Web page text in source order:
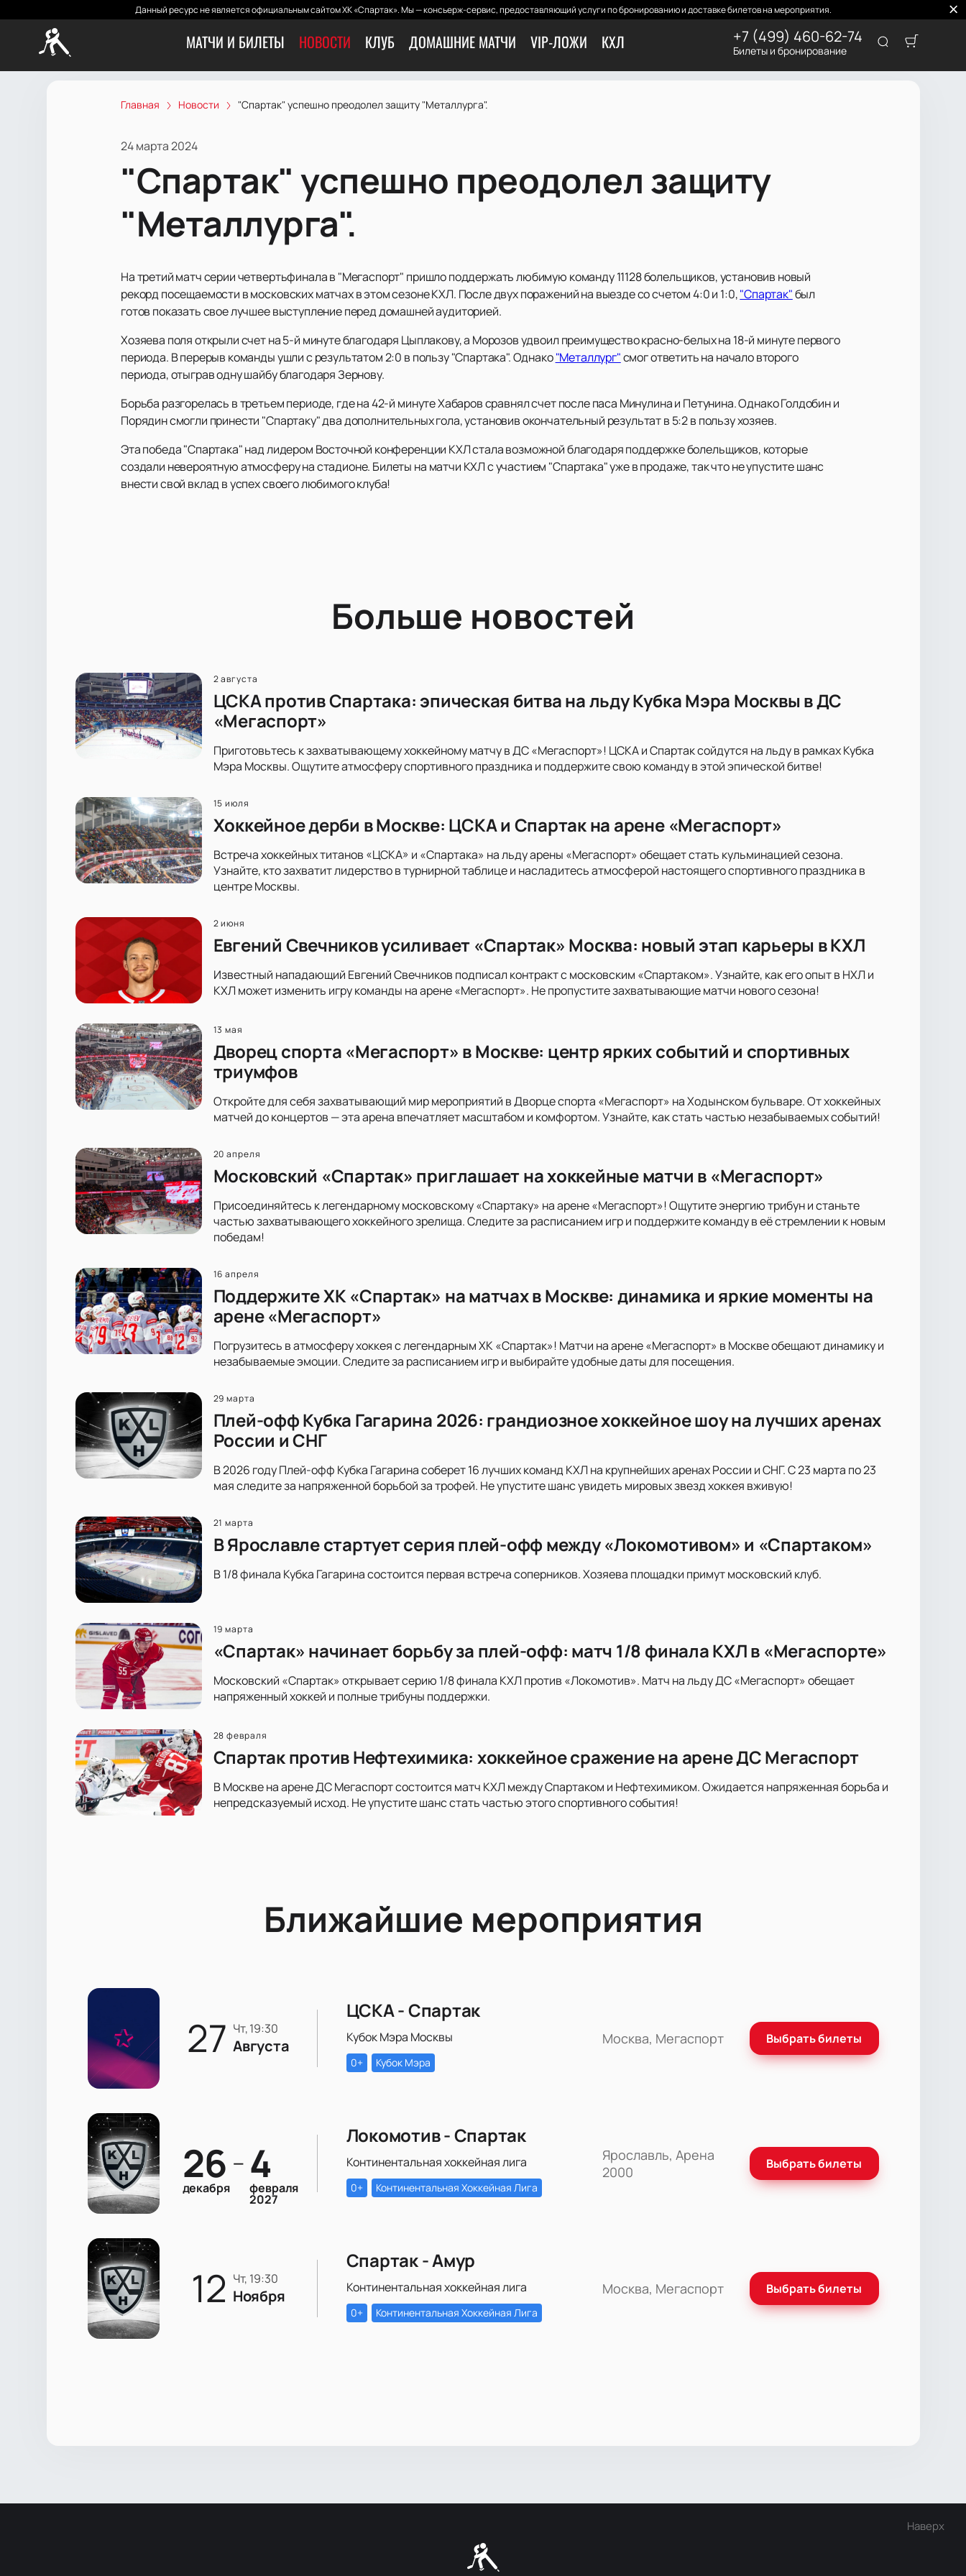
Данный ресурс не является официальным сайтом ХК «Спартак». Мы — консьерж-сервис, предоставляющий услуги по бронированию и доставке билетов на мероприятия.
МАТЧИ И БИЛЕТЫ НОВОСТИ КЛУБ ДОМАШНИЕ МАТЧИ VIP-ЛОЖИ КХЛ +7 (499) 460-62-74
Билеты и бронирование
Главная Новости "Спартак" успешно преодолел защиту "Металлурга".
24 марта 2024
"Спартак" успешно преодолел защиту
"Металлурга".
На третий матч серии четвертьфинала в "Мегаспорт" пришло поддержать любимую команду 11128 болельщиков, установив новый
рекорд посещаемости в московских матчах в этом сезоне КХЛ. После двух поражений на выезде со счетом 4:0 и 1:0,"Спартак"был
готов показать свое лучшее выступление перед домашней аудиторией.
Хозяева поля открыли счет на 5-й минуте благодаря Цыплакову, а Морозов удвоил преимущество красно-белых на 18-й минуте первого
периода. В перерыв команды ушли с результатом 2:0 в пользу "Спартака". Однако"Металлург"смог ответить на начало второго
периода, отыграв одну шайбу благодаря Зернову.
Борьба разгорелась в третьем периоде, где на 42-й минуте Хабаров сравнял счет после паса Минулина и Петунина. Однако Голдобин и
Порядин смогли принести "Спартаку" два дополнительных гола, установив окончательный результат в 5:2 в пользу хозяев.
Эта победа "Спартака" над лидером Восточной конференции КХЛ стала возможной благодаря поддержке болельщиков, которые
создали невероятную атмосферу на стадионе. Билеты на матчи КХЛ с участием "Спартака" уже в продаже, так что не упустите шанс
внести свой вклад в успех своего любимого клуба!
Больше новостей
2 августа
ЦСКА против Спартака: эпическая битва на льду Кубка Мэра Москвы в ДС
«Мегаспорт»
Приготовьтесь к захватывающему хоккейному матчу в ДС «Мегаспорт»! ЦСКА и Спартак сойдутся на льду в рамках Кубка
Мэра Москвы. Ощутите атмосферу спортивного праздника и поддержите свою команду в этой эпической битве!
15 июля
Хоккейное дерби в Москве: ЦСКА и Спартак на арене «Мегаспорт»
Встреча хоккейных титанов «ЦСКА» и «Спартака» на льду арены «Мегаспорт» обещает стать кульминацией сезона.
Узнайте, кто захватит лидерство в турнирной таблице и насладитесь атмосферой настоящего спортивного праздника в
центре Москвы.
2 июня
Евгений Свечников усиливает «Спартак» Москва: новый этап карьеры в КХЛ
Известный нападающий Евгений Свечников подписал контракт с московским «Спартаком». Узнайте, как его опыт в НХЛ и
КХЛ может изменить игру команды на арене «Мегаспорт». Не пропустите захватывающие матчи нового сезона!
13 мая
Дворец спорта «Мегаспорт» в Москве: центр ярких событий и спортивных
триумфов
Откройте для себя захватывающий мир мероприятий в Дворце спорта «Мегаспорт» на Ходынском бульваре. От хоккейных
матчей до концертов — эта арена впечатляет масштабом и комфортом. Узнайте, как стать частью незабываемых событий!
20 апреля
Московский «Спартак» приглашает на хоккейные матчи в «Мегаспорт»
Присоединяйтесь к легендарному московскому «Спартаку» на арене «Мегаспорт»! Ощутите энергию трибун и станьте
частью захватывающего хоккейного зрелища. Следите за расписанием игр и поддержите команду в её стремлении к новым
победам!
16 апреля
Поддержите ХК «Спартак» на матчах в Москве: динамика и яркие моменты на
арене «Мегаспорт»
Погрузитесь в атмосферу хоккея с легендарным ХК «Спартак»! Матчи на арене «Мегаспорт» в Москве обещают динамику и
незабываемые эмоции. Следите за расписанием игр и выбирайте удобные даты для посещения.
29 марта
Плей-офф Кубка Гагарина 2026: грандиозное хоккейное шоу на лучших аренах
России и СНГ
В 2026 году Плей-офф Кубка Гагарина соберет 16 лучших команд КХЛ на крупнейших аренах России и СНГ. С 23 марта по 23
мая следите за напряженной борьбой за трофей. Не упустите шанс увидеть мировых звезд хоккея вживую!
21 марта
В Ярославле стартует серия плей-офф между «Локомотивом» и «Спартаком»
В 1/8 финала Кубка Гагарина состоится первая встреча соперников. Хозяева площадки примут московский клуб.
19 марта
«Спартак» начинает борьбу за плей-офф: матч 1/8 финала КХЛ в «Мегаспорте»
Московский «Спартак» открывает серию 1/8 финала КХЛ против «Локомотив». Матч на льду ДС «Мегаспорт» обещает
напряженный хоккей и полные трибуны поддержки.
28 февраля
Спартак против Нефтехимика: хоккейное сражение на арене ДС Мегаспорт
В Москве на арене ДС Мегаспорт состоится матч КХЛ между Спартаком и Нефтехимиком. Ожидается напряженная борьба и
непредсказуемый исход. Не упустите шанс стать частью этого спортивного события!
Ближайшие мероприятия
27 чт, 19:30
Августа
ЦСКА - Спартак
Кубок Мэра Москвы
0+ Кубок Мэра
Москва, Мегаспорт Выбрать билеты
26
декабря
— 4
февраля
2027
Локомотив - Спартак
Континентальная хоккейная лига
0+ Континентальная Хоккейная Лига
Ярославль, Арена
2000
Выбрать билеты
12 чт, 19:30
Ноября
Спартак - Амур
Континентальная хоккейная лига
0+ Континентальная Хоккейная Лига
Москва, Мегаспорт Выбрать билеты
Наверх